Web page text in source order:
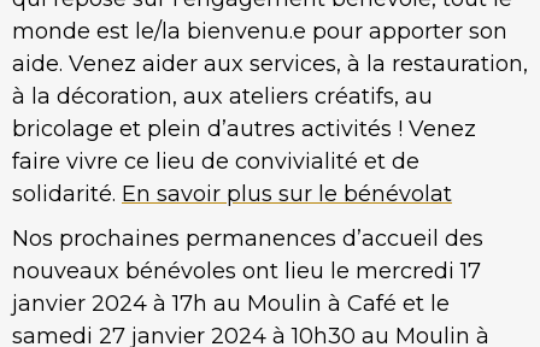
monde est le/la bienvenu.e pour apporter son
aide. Venez aider aux services, à la restauration,
à la décoration, aux ateliers créatifs, au
bricolage et plein d’autres activités ! Venez
faire vivre ce lieu de convivialité et de
solidarité. En savoir plus sur le bénévolat
Nos prochaines permanences d’accueil des
nouveaux bénévoles ont lieu le mercredi 17
janvier 2024 à 17h au Moulin à Café et le
samedi 27 janvier 2024 à 10h30 au Moulin à